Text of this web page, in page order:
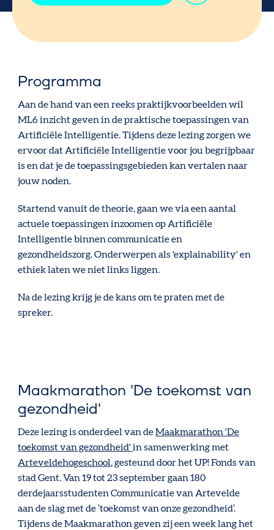
Programma
Aan de hand van een reeks praktijkvoorbeelden wil
ML6 inzicht geven in de praktische toepassingen van
Artificiële Intelligentie. Tijdens deze lezing zorgen we
ervoor dat Artificiële Intelligentie voor jou begrijpbaar
is en dat je de toepassingsgebieden kan vertalen naar
jouw noden.
Startend vanuit de theorie, gaan we via een aantal
actuele toepassingen inzoomen op Artificiële
Intelligentie binnen communicatie en
gezondheidszorg. Onderwerpen als 'explainability' en
ethiek laten we niet links liggen.
Na de lezing krijg je de kans om te praten met de
spreker.
Maakmarathon 'De toekomst van
gezondheid'
Deze lezing is onderdeel van deMaakmarathon 'De
toekomst van gezondheid'in samenwerking met
Arteveldehogeschool, gesteund door het UP! Fonds van
stad Gent. Van 19 tot 23 september gaan 180
derdejaarsstudenten Communicatie van Artevelde
aan de slag met de ‘toekomst van onze gezondheid’.
Tijdens de Maakmarathon geven zij een week lang het